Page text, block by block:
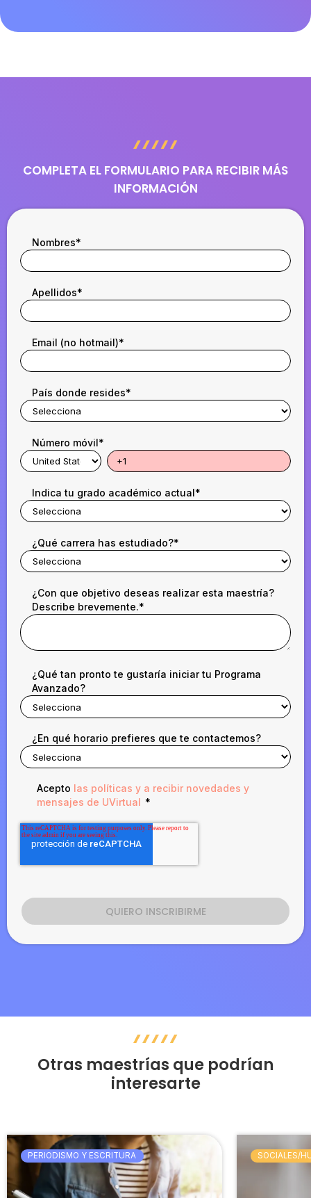
COMPLETA EL FORMULARIO PARA RECIBIR MÁS
INFORMACIÓN
Nombres*
Apellidos*
Email (no hotmail)*
País donde resides*
Número móvil *
Indica tu grado académico actual *
¿Qué carrera has estudiado?*
¿Con que objetivo deseas realizar esta maestría?
Describe brevemente.*
¿Qué tan pronto te gustaría iniciar tu Programa
Avanzado?
¿En qué horario prefieres que te contactemos?
Acepto
las políticas y a recibir novedades y
mensajes de UVirtual
*
Otras maestrías que podrían
interesarte
PERIODISMO Y ESCRITURA SOCIALES/